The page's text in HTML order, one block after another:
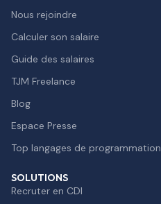
Nous rejoindre
Calculer son salaire
Guide des salaires
TJM Freelance
Blog
Espace Presse
Top langages de programmation
SOLUTIONS
Recruter en CDI